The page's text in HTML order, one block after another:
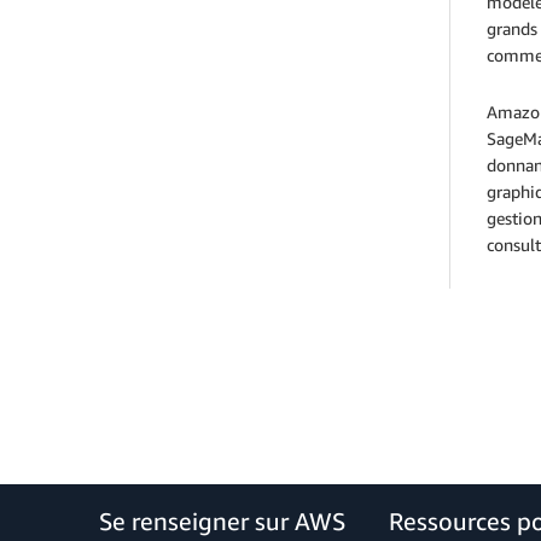
Se renseigner sur AWS Ressources